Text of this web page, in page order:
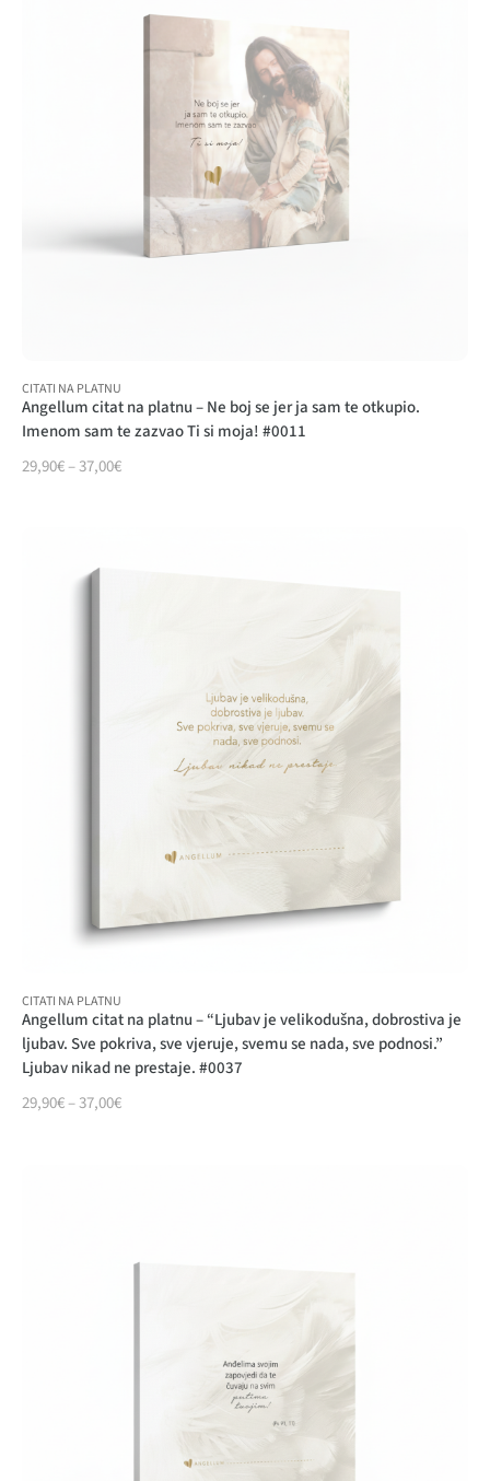
CITATI NA PLATNU
Angellum citat na platnu – Ne boj se jer ja sam te otkupio.
Imenom sam te zazvao Ti si moja! #0011
29,90€–37,00€
CITATI NA PLATNU
Angellum citat na platnu – “Ljubav je velikodušna, dobrostiva je
ljubav. Sve pokriva, sve vjeruje, svemu se nada, sve podnosi.”
Ljubav nikad ne prestaje. #0037
29,90€–37,00€